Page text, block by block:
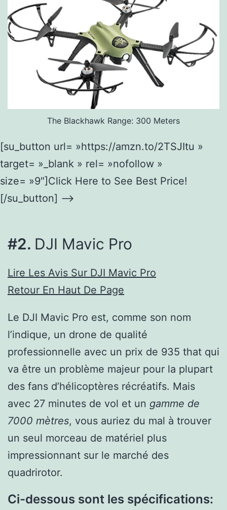
The Blackhawk Range: 300 Meters
[su_button url= »https://amzn.to/2TSJItu »
target= »_blank » rel= »nofollow »
size= »9″]Click Here to See Best Price!
[/su_button] –>
#2. DJI Mavic Pro
Lire Les Avis Sur DJI Mavic Pro
Retour En Haut De Page
Le DJI Mavic Pro est, comme son nom
l’indique, un drone de qualité
professionnelle avec un prix de 935 that qui
va être un problème majeur pour la plupart
des fans d’hélicoptères récréatifs. Mais
avec 27 minutes de vol et un gamme de
7000 mètres, vous auriez du mal à trouver
un seul morceau de matériel plus
impressionnant sur le marché des
quadrirotor.
Ci-dessous sont les spécifications: